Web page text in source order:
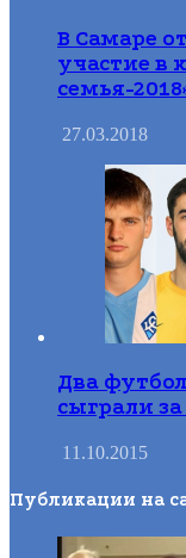
В Самаре
участие в
семья-
27.03.2018
Два
сыграли
11.10.2015
Публикации на